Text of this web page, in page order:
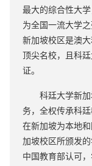
最大的综合性大
为全国一流大学
新加坡校区是澳
顶尖名校，且科
证。
科廷大学新加
务，全权传承科
在新加坡为本地
加坡校区所颁发
中国教育部认可